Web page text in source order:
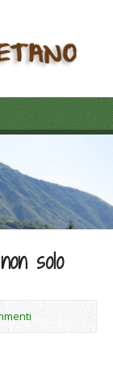
solo